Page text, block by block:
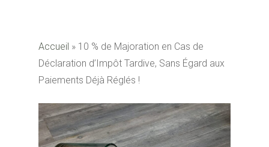
Accueil » 10 % de Majoration en Cas de
Déclaration d’Impôt Tardive, Sans Égard aux
Paiements Déjà Réglés !